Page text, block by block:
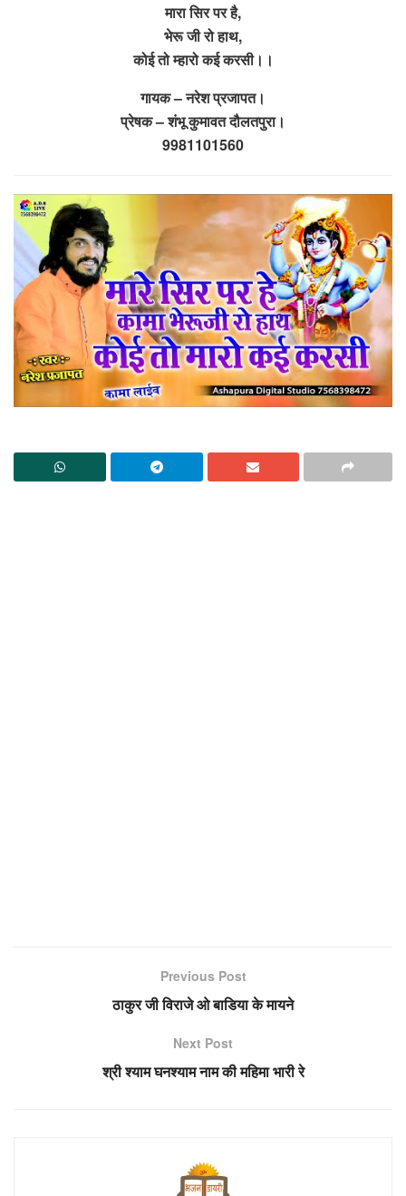
मारा सिर पर है,
भेरू जी रो हाथ,
कोई तो म्हारो कई करसी।।
गायक – नरेश प्रजापत।
प्रेषक – शंभू कुमावत दौलतपुरा।
9981101560
Previous Post
ठाकुर जी विराजे ओ बाडिया के मायने
Next Post
श्री श्याम घनश्याम नाम की महिमा भारी रे